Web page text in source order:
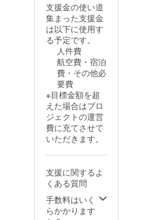
支援金の使い道
集まった支援金
は以下に使用す
る予定です。
人件費
航空費・宿泊
費・その他必
要費
※目標金額を超
えた場合はプロ
ジェクトの運営
費に充てさせて
いただきます。
支援に関するよ
くある質問
手数料はいく
らかかります